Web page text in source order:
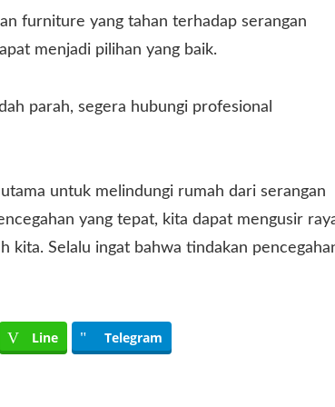
furniture yang tahan terhadap serangan
menjadi pilihan yang baik.
parah, segera hubungi profesional
untuk melindungi rumah dari serangan
yang tepat, kita dapat mengusir
Selalu ingat bahwa tindakan
Line Telegram